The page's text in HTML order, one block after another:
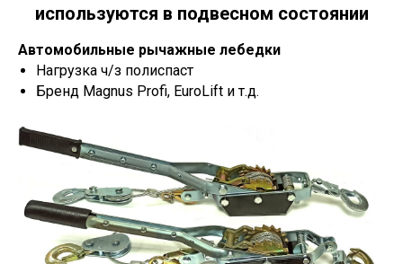
используются в подвесном состоянии
Автомобильные рычажные лебедки
Нагрузка ч/з полиспаст
Бренд Magnus Profi, EuroLift и т.д.